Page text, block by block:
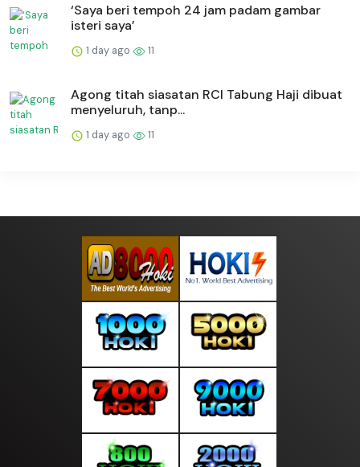
‘Saya beri tempoh 24 jam padam gambar
isteri saya’
1 day ago 11
Agong titah siasatan RCI Tabung Haji dibuat
menyeluruh, tanp...
1 day ago 11